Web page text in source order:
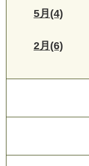
5月(4)
2月(6)